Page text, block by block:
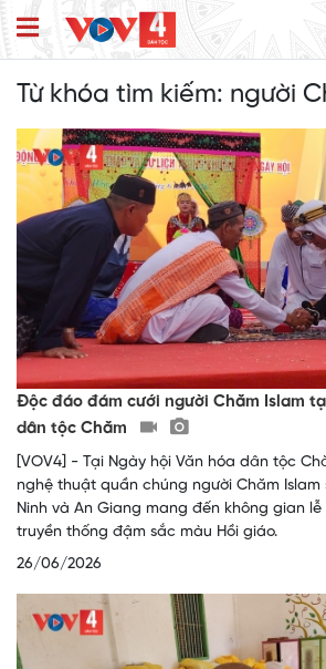
Từ khóa tìm kiếm: người
Độc đáo đám cưới người Chăm Islam
dân tộc Chăm
[VOV4] - Tại Ngày hội Văn hóa dân tộc
nghệ thuật quần chúng người Chăm Islam
Ninh và An Giang mang đến không gian
truyền thống đậm sắc màu Hồi giáo.
26/06/2026